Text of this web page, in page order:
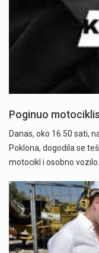
Poginuo
Danas, oko 16.50 sati,
Poklona, dogodila se
motocikl i osobno